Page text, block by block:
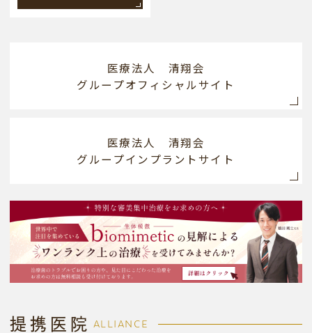
医療法人 清翔会
グループオフィシャルサイト
医療法人 清翔会
グループインプラントサイト
提携医院 ALLIANCE